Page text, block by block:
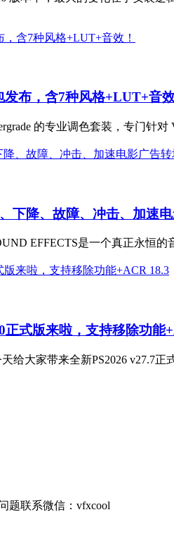
布，含7种风格+LUT+音效
的专业调色套装，专门针对
下降、故障、冲击、加速
EFFECTS是一个真正永恒的
正式版来啦，支持移除功能
给大家带来全新PS2026 v27.7正
题联系微信：vfxcool